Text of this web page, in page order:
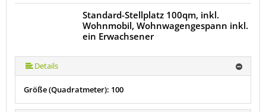
Standard-Stellplatz 100qm, inkl.
Wohnmobil, Wohnwagengespann inkl.
ein Erwachsener
Details
Größe (Quadratmeter): 100